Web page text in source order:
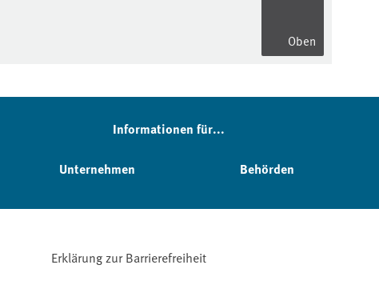
Oben
Informationen für...
Unternehmen Behörden
Erklärung zur Barrierefreiheit